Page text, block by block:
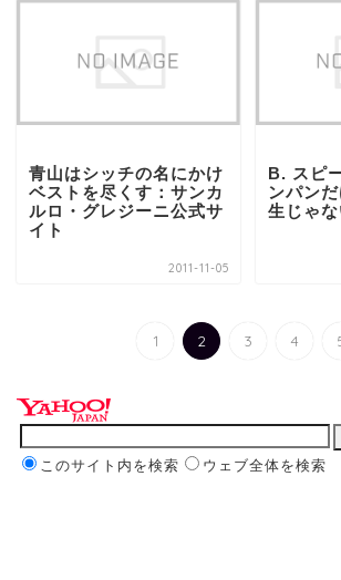
青山はシッチの名にかけ
ベストを尽くす：サンカ
ルロ・グレジーニ公式サ
イト
2011-11-05
B. スピ
ンパン
生じゃな
1 2 3 4
このサイト内を検索 ウェブ全体を検索